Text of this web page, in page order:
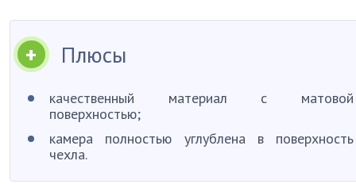
Плюсы
качественный материал с матовой
поверхностью;
камера полностью углублена в поверхность
чехла.